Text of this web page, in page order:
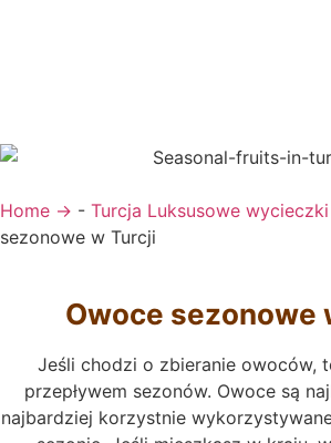
Home → - Turcja Luksusowe wycieczki
sezonowe w Turcji
Owoce sezonowe
Jeśli chodzi o zbieranie owoców,
przepływem sezonów. Owoce są
najbardziej korzystnie